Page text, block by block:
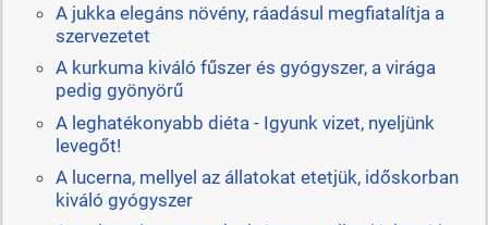
A jukka elegáns növény, ráadásul megfiatalítja a
szervezetet
A kurkuma kiváló fűszer és gyógyszer, a virága
pedig gyönyörű
A leghatékonyabb diéta - Igyunk vizet, nyeljünk
levegőt!
A lucerna, mellyel az állatokat etetjük, időskorban
kiváló gyógyszer